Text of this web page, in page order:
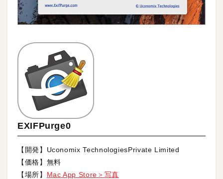
EXIFPurge0
【開発】Uconomix TechnologiesPrivate Limited
【価格】無料
【場所】 Mac App Store＞写真